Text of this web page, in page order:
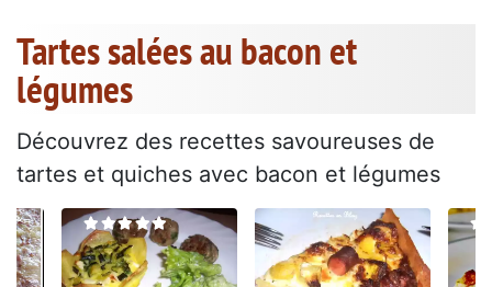
Tartes salées au bacon et
légumes
Découvrez des recettes savoureuses de
tartes et quiches avec bacon et légumes